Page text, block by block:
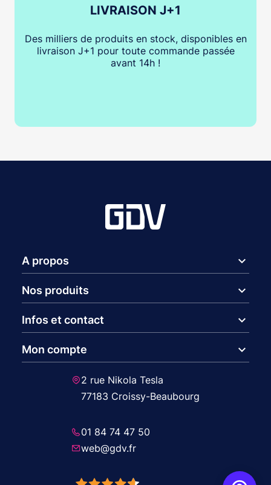
LIVRAISON J+1
Des milliers de produits en stock, disponibles en
livraison J+1 pour toute commande passée
avant 14h !
A propos expand_more
Nos produits expand_more
Infos et contact expand_more
Mon compte expand_more
2 rue Nikola Tesla
77183 Croissy-Beaubourg
01 84 74 47 50
web@gdv.fr